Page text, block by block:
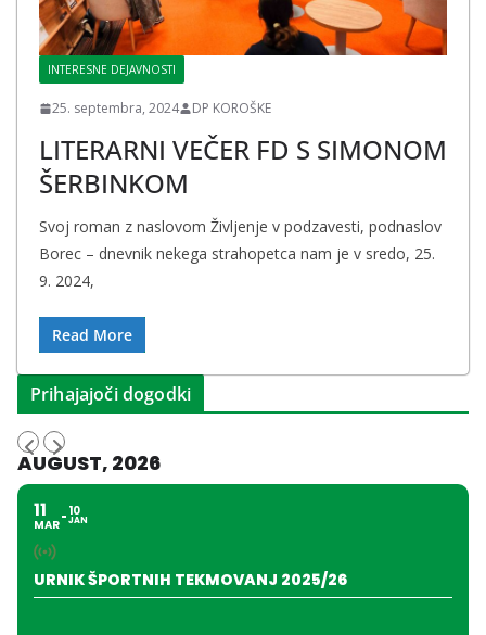
INTERESNE DEJAVNOSTI
25. septembra, 2024 DP KOROŠKE
LITERARNI VEČER FD S SIMONOM
ŠERBINKOM
Svoj roman z naslovom Življenje v podzavesti, podnaslov
Borec – dnevnik nekega strahopetca nam je v sredo, 25.
9. 2024,
Read More
Prihajajoči dogodki
AUGUST, 2026
11
MAR
10
JAN
URNIK ŠPORTNIH TEKMOVANJ 2025/26